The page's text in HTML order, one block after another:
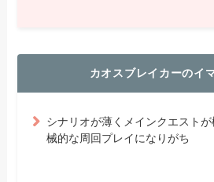
カオスブレイカーのイ
シナリオが薄くメインクエストが
械的な周回プレイになりがち